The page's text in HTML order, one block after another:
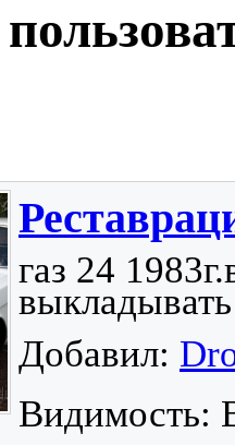
газ 24
Добавил:
Видимость: